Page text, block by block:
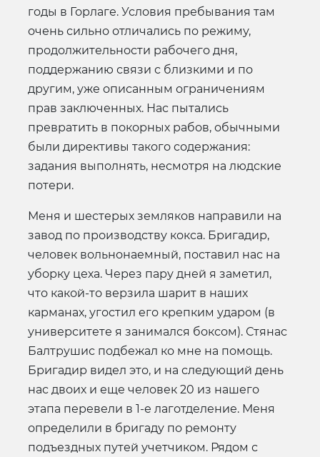
годы в Горлаге. Условия пребывания там
очень сильно отличались по режиму,
продолжительности рабочего дня,
поддержанию связи с близкими и по
другим, уже описанным ограничениям
прав заключенных. Нас пытались
превратить в покорных рабов, обычными
были директивы такого содержания:
задания выполнять, несмотря на людские
потери.
Меня и шестерых земляков направили на
завод по производству кокса. Бригадир,
человек вольнонаемный, поставил нас на
уборку цеха. Через пару дней я заметил,
что какой-то верзила шарит в наших
карманах, угостил его крепким ударом (в
университете я занимался боксом). Стянас
Балтрушис подбежал ко мне на помощь.
Бригадир видел это, и на следующий день
нас двоих и еще человек 20 из нашего
этапа перевели в 1-е лаготделение. Меня
определили в бригаду по ремонту
подъездных путей учетчиком. Рядом с